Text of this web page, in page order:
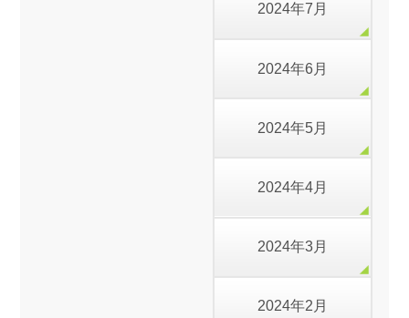
2024年7月
2024年6月
2024年5月
2024年4月
2024年3月
2024年2月